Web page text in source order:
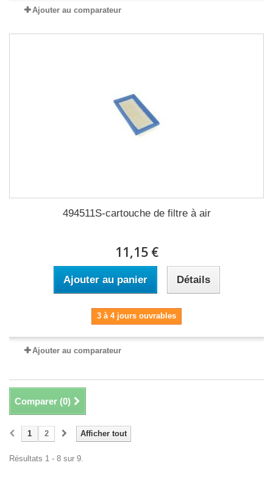
Ajouter au comparateur
494511S-cartouche de filtre à air
11,15 €
Ajouter au panier Détails
3 à 4 jours ouvrables
Ajouter au comparateur
Comparer (0)
Afficher tout
1 2
Résultats 1 - 8 sur 9.